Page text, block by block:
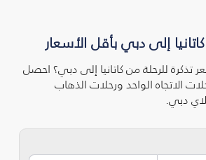
إلى دبي بأقل الأسعار
للرحلة من كاتانيا إلى دبي؟ احصل
الاتجاه الواحد ورحلات الذهاب
دبي.